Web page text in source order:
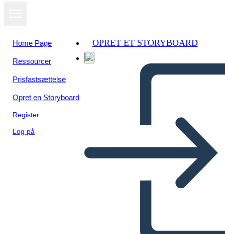
Home Page
Ressourcer
Prisfastsættelse
Opret en Storyboard
Register
Log på
OPRET ET STORYBOARD
Risultati Dell'antica Cina